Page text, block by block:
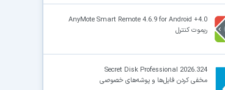
AnyMote Smart Remote 4.6.9 for Android +4.0
ریموت کنترل
Secret Disk Professional 2026.324
مخفی کردن فایل‌ها و پوشه‌های خصوصی